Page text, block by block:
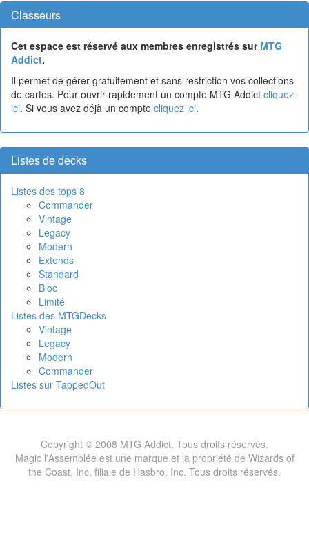
Classeurs
Cet espace est réservé aux membres enregistrés sur MTG
Addict.
Il permet de gérer gratuitement et sans restriction vos collections
de cartes. Pour ouvrir rapidement un compte MTG Addict cliquez
ici. Si vous avez déjà un compte cliquez ici.
Listes de decks
Listes des tops 8
Commander
Vintage
Legacy
Modern
Extends
Standard
Bloc
Limité
Listes des MTGDecks
Vintage
Legacy
Modern
Commander
Listes sur TappedOut
Copyright © 2008 MTG Addict. Tous droits réservés.
Magic l'Assemblée est une marque et la propriété de Wizards of
the Coast, Inc, filiale de Hasbro, Inc. Tous droits réservés.